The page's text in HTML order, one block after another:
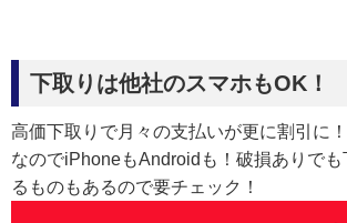
下取りは他社のスマホもOK！
高価下取りで月々の支払いが更に割引に
なのでiPhoneもAndroidも！破損ありでも
るものもあるので要チェック！